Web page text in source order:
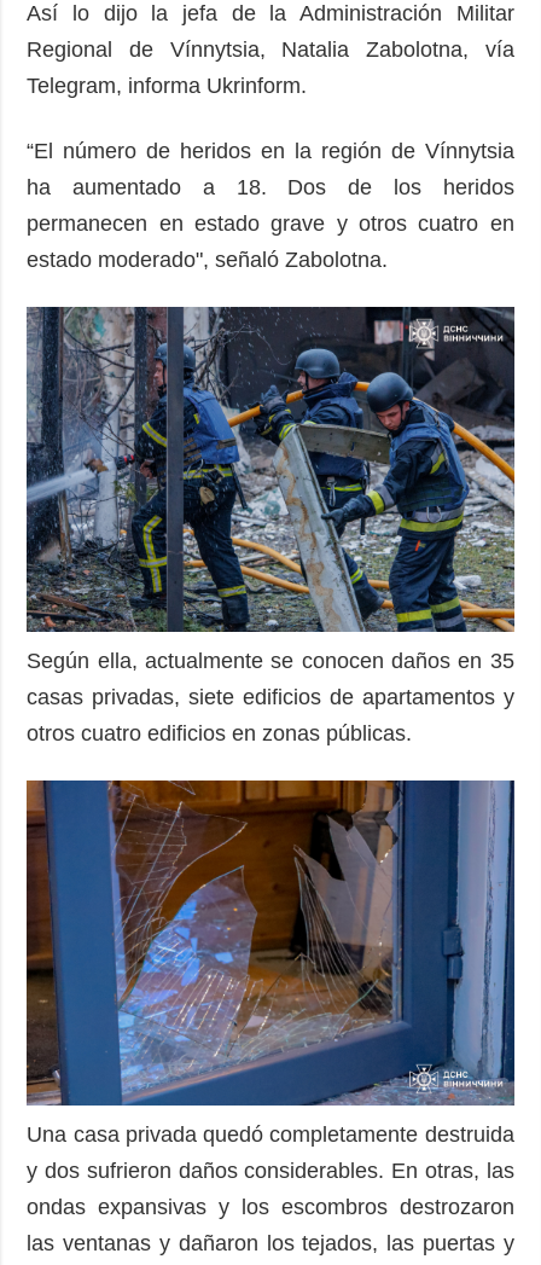
Así lo dijo la jefa de la Administración Militar
Regional de Vínnytsia, Natalia Zabolotna, vía
Telegram, informa Ukrinform.
“El número de heridos en la región de Vínnytsia
ha aumentado a 18. Dos de los heridos
permanecen en estado grave y otros cuatro en
estado moderado", señaló Zabolotna.
Según ella, actualmente se conocen daños en 35
casas privadas, siete edificios de apartamentos y
otros cuatro edificios en zonas públicas.
Una casa privada quedó completamente destruida
y dos sufrieron daños considerables. En otras, las
ondas expansivas y los escombros destrozaron
las ventanas y dañaron los tejados, las puertas y